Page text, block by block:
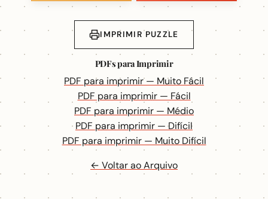
IMPRIMIR PUZZLE
PDFs para Imprimir
PDF para imprimir — Muito Fácil
PDF para imprimir — Fácil
PDF para imprimir — Médio
PDF para imprimir — Difícil
PDF para imprimir — Muito Difícil
← Voltar ao Arquivo